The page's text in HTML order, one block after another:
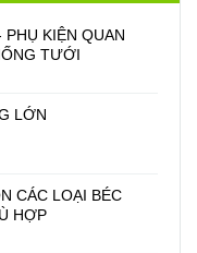
KIỆN QUAN
TƯỚI
LỚN
CÁC LOẠI BÉC
HỢP